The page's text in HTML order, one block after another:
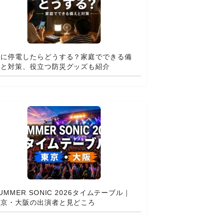
停電したらどうする？家庭でできる備
対策、役立つ防災グッズも紹介
SONIC 2026タイムテーブル｜
・大阪の出演者と見どころ